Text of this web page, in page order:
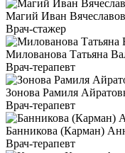
Магий Иван
Врач-стажер
Милованова Татьяна
Врач-терапевт
Зонова Рамиля
Врач-терапевт
Банникова (Карман)
Врач-терапевт